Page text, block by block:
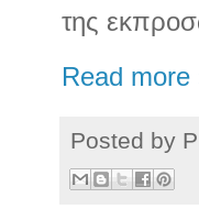
της
Read more
Posted by